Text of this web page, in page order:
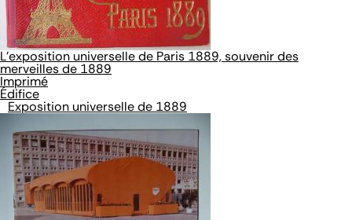
L'exposition universelle de Paris 1889, souvenir des
merveilles de 1889
Imprimé
Édifice
Exposition universelle de 1889